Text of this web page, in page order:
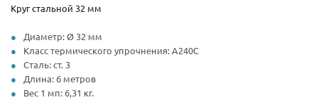
Круг стальной 32 мм
Диаметр: Ø 32 мм
Класс термического упрочнения: А240С
Сталь: ст. 3
Длина: 6 метров
Вес 1 мп: 6,31 кг.